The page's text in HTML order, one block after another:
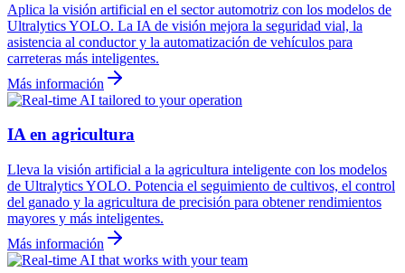
Aplica la visión artificial en el sector automotriz con los modelos de
Ultralytics YOLO. La IA de visión mejora la seguridad vial, la
asistencia al conductor y la automatización de vehículos para
carreteras más inteligentes.
Más información
IA en agricultura
Lleva la visión artificial a la agricultura inteligente con los modelos
de Ultralytics YOLO. Potencia el seguimiento de cultivos, el control
del ganado y la agricultura de precisión para obtener rendimientos
mayores y más inteligentes.
Más información